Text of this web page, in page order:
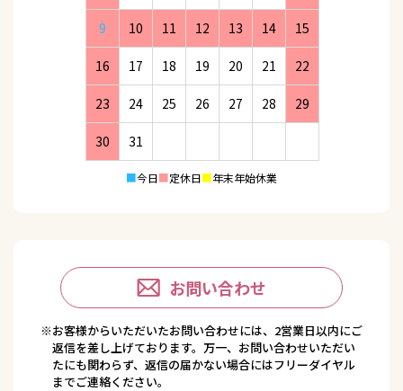
9 10 11 12 13 14 15
16 17 18 19 20 21 22
23 24 25 26 27 28 29
30 31
■今日■定休日■年末年始休業
お問い合わせ
※お客様からいただいたお問い合わせには、2営業日以内にご
返信を差し上げております。万一、お問い合わせいただい
たにも関わらず、返信の届かない場合にはフリーダイヤル
までご連絡ください。